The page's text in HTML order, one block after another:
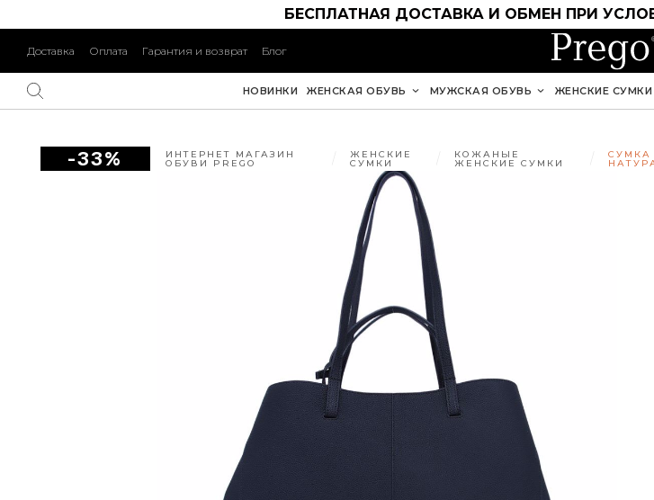
БЕСПЛАТНАЯ ДОСТАВКА И ОБМЕН ПРИ
Доставка Оплата Гарантия и возврат Блог
НОВИНКИ ЖЕНСКАЯ ОБУВЬ МУЖСКАЯ ОБУВЬ ЖЕНСКИЕ СУМКИ
-33% ИНТЕРНЕТ МАГАЗИН
ОБУВИ PREGO
ЖЕНСКИЕ
СУМКИ
КОЖАНЫЕ
ЖЕНСКИЕ СУМКИ
СУМКА